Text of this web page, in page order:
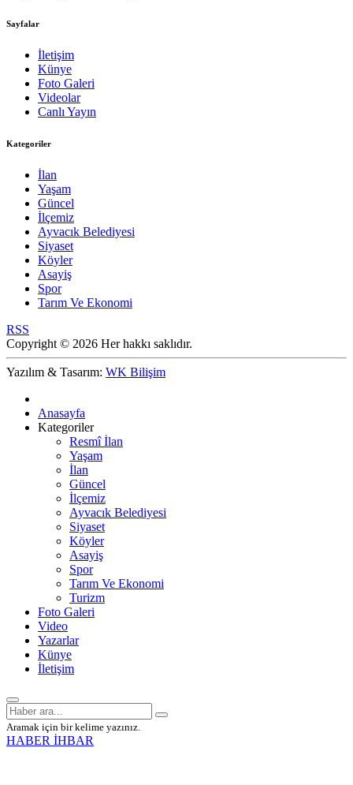
Sayfalar
İletişim
Künye
Foto Galeri
Videolar
Canlı Yayın
Kategoriler
İlan
Yaşam
Güncel
İlçemiz
Ayvacık Belediyesi
Siyaset
Köyler
Asayiş
Spor
Tarım Ve Ekonomi
RSS
Copyright © 2026 Her hakkı saklıdır.
Yazılım & Tasarım: WK Bilişim
Anasayfa
Kategoriler
Resmî İlan
Yaşam
İlan
Güncel
İlçemiz
Ayvacık Belediyesi
Siyaset
Köyler
Asayiş
Spor
Tarım Ve Ekonomi
Turizm
Foto Galeri
Video
Yazarlar
Künye
İletişim
Aramak için bir kelime yazınız.
HABER İHBAR